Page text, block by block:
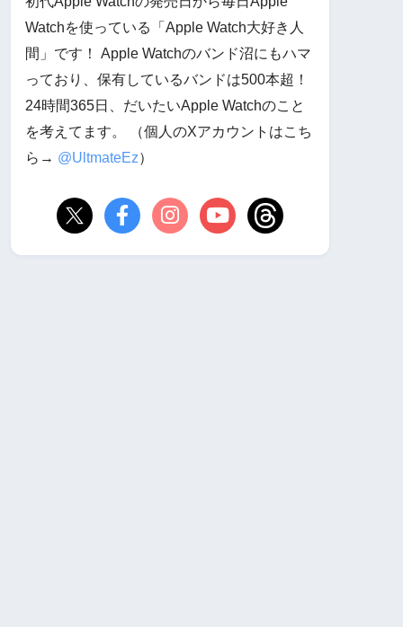
Watchを使っている「Apple Watch大好き人
間」です！ Apple Watchのバンド沼にもハマ
っており、保有しているバンドは500本超！
24時間365日、だいたいApple Watchのこと
を考えてます。 （個人のXアカウントはこち
ら→ @UltmateEz）